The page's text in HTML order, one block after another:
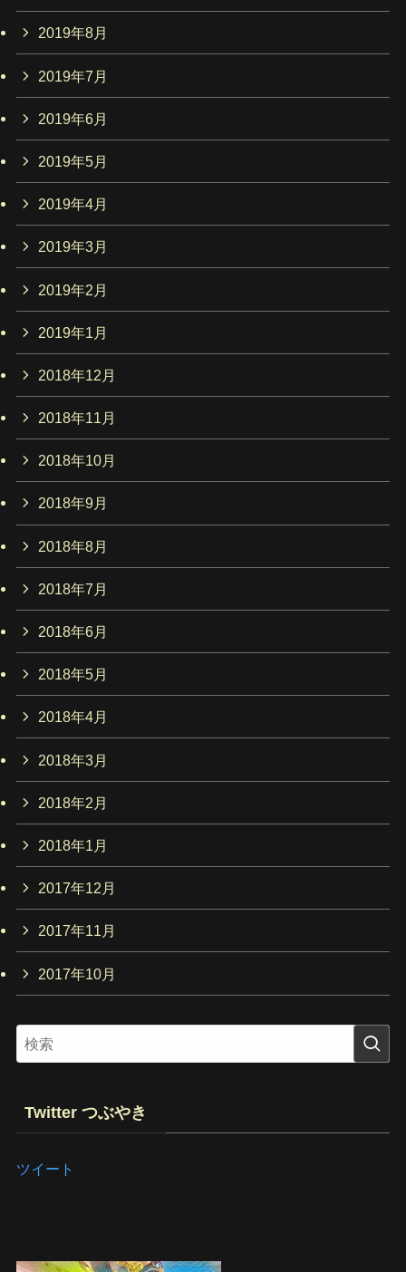
2019年8月
2019年7月
2019年6月
2019年5月
2019年4月
2019年3月
2019年2月
2019年1月
2018年12月
2018年11月
2018年10月
2018年9月
2018年8月
2018年7月
2018年6月
2018年5月
2018年4月
2018年3月
2018年2月
2018年1月
2017年12月
2017年11月
2017年10月
Twitter つぶやき
ツイート